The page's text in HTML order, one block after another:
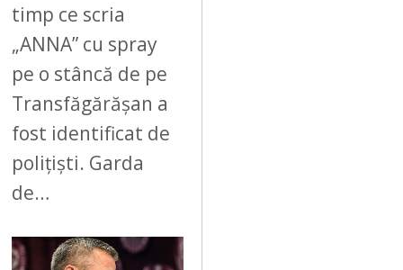
timp ce scria
„ANNA” cu spray
pe o stâncă de pe
Transfăgărășan a
fost identificat de
polițiști. Garda
de…